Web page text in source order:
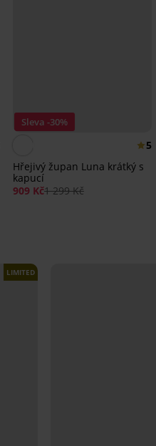
Sleva -30%
5
Hřejivý župan Luna krátký s
kapucí
909 Kč1 299 Kč
LIMITED